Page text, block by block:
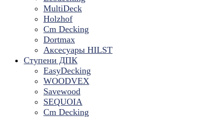
MultiDeck
Holzhof
Cm Decking
Dortmax
Аксесуары HILST
Ступени ДПК
EasyDecking
WOODVEX
Savewood
SEQUOIA
Cm Decking